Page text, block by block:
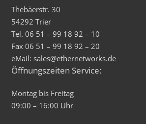
Thebäerstr. 30
54292 Trier
Tel. 06 51 – 99 18 92 – 10
Fax 06 51 – 99 18 92 – 20
eMail: sales@ethernetworks.de
Öffnungszeiten Service:
Montag bis Freitag
09:00 – 16:00 Uhr